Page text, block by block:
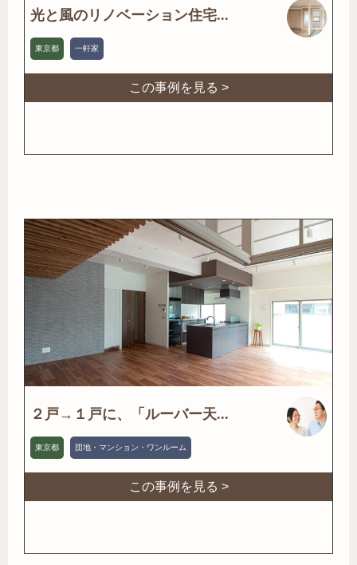
光と風のリノベーション住宅...
東京都 一軒家
この事例を見る >
２戸→１戸に、「ルーバー天...
東京都 団地・マンション・ワンルーム
この事例を見る >